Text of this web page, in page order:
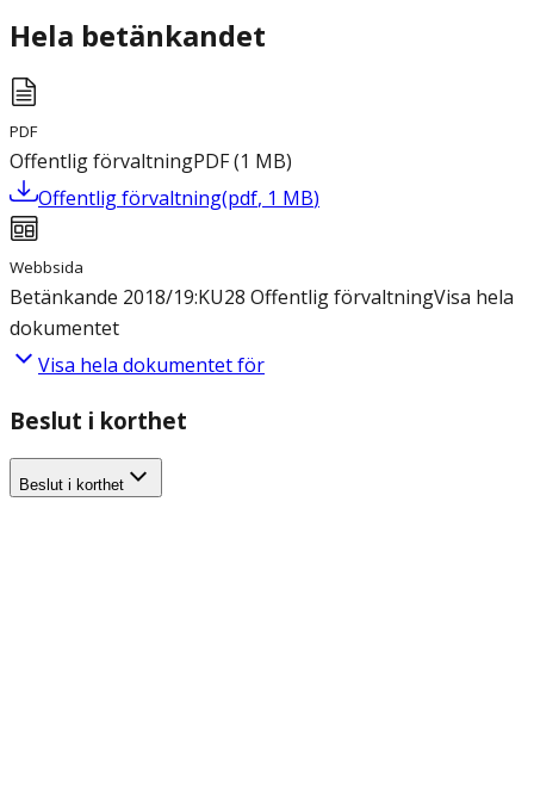
Hela betänkandet
PDF
Offentlig förvaltningPDF(1 MB)
Offentlig förvaltning(pdf, 1 MB)
Webbsida
Betänkande 2018/19:KU28 Offentlig förvaltningVisa hela
dokumentet
Visa hela dokumentet för
Beslut i korthet
Beslut i korthet